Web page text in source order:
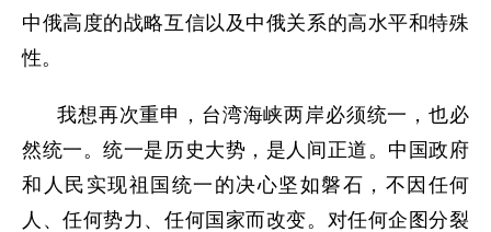
中俄高度的战略互信以及中俄关系的高水平和特殊
性。
我想再次重申，台湾海峡两岸必须统一，也必
然统一。统一是历史大势，是人间正道。中国政府
和人民实现祖国统一的决心坚如磐石，不因任何
人、任何势力、任何国家而改变。对任何企图分裂